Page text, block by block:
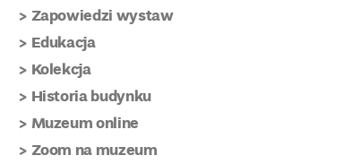
Zapowiedzi wystaw
Edukacja
Kolekcja
Historia budynku
Muzeum online
Zoom na muzeum